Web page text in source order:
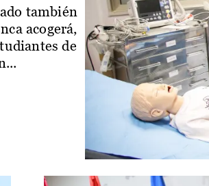
también
acogerá,
de